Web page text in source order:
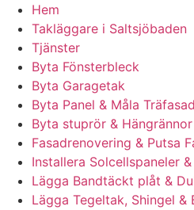
Hem
Takläggare i Saltsjöbaden
Tjänster
Byta Fönsterbleck
Byta Garagetak
Byta Panel & Måla Träfasad
Byta stuprör & Hängrännor
Fasadrenovering & Putsa
Installera Solcellspaneler
Lägga Bandtäckt plåt &
Lägga Tegeltak, Shingel &